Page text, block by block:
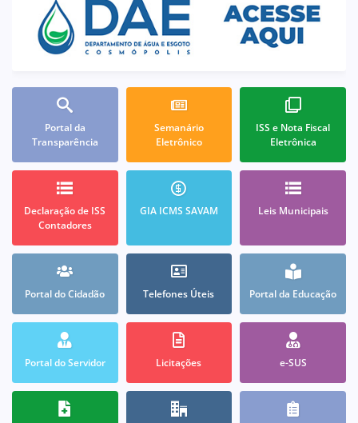
Portal da
Transparência
Semanário
Eletrônico
ISS e Nota Fiscal
Eletrônica
Declaração de ISS
Contadores
GIA ICMS SAVAM Leis Municipais
Portal do Cidadão Telefones Úteis Portal da Educação
Portal do Servidor Licitações e-SUS